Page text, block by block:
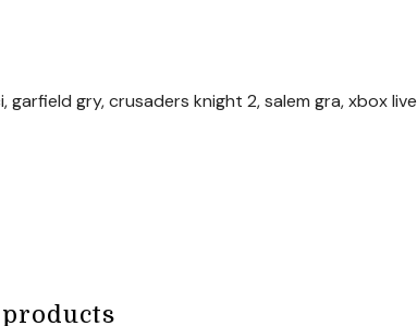
gry, crusaders knight 2, salem gra, xbox live